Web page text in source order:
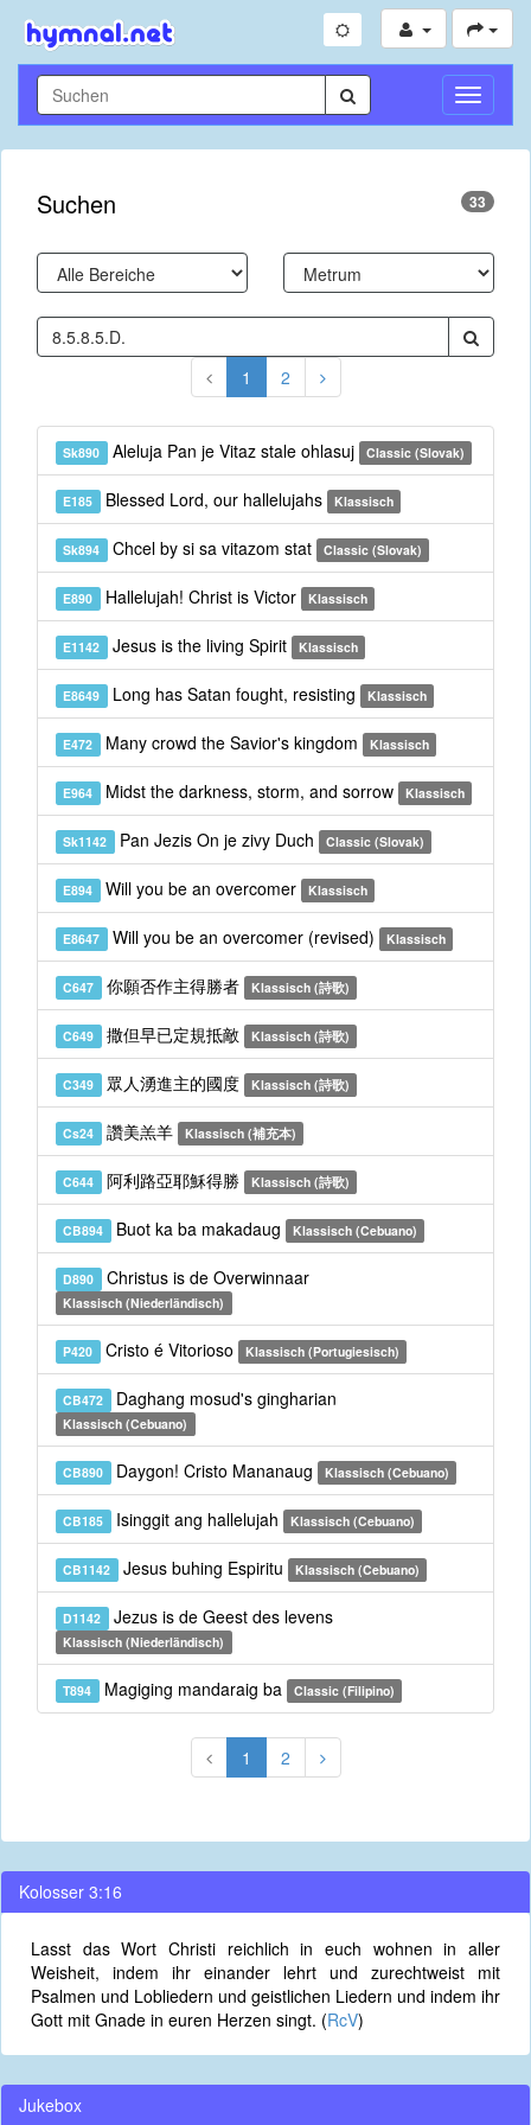
Suchen 33
1 2
Sk890 Aleluja Pan je Vitaz stale ohlasuj Classic (Slovak)
E185 Blessed Lord, our hallelujahs Klassisch
Sk894 Chcel by si sa vitazom stat Classic (Slovak)
E890 Hallelujah! Christ is Victor Klassisch
E1142 Jesus is the living Spirit Klassisch
E8649 Long has Satan fought, resisting Klassisch
E472 Many crowd the Savior's kingdom Klassisch
E964 Midst the darkness, storm, and sorrow Klassisch
Sk1142 Pan Jezis On je zivy Duch Classic (Slovak)
E894 Will you be an overcomer Klassisch
E8647 Will you be an overcomer (revised) Klassisch
C647 你願否作主得勝者 Klassisch (詩歌)
C649 撒但早已定規抵敵 Klassisch (詩歌)
C349 眾人湧進主的國度 Klassisch (詩歌)
Cs24 讚美羔羊 Klassisch (補充本)
C644 阿利路亞耶穌得勝 Klassisch (詩歌)
CB894 Buot ka ba makadaug Klassisch (Cebuano)
D890 Christus is de Overwinnaar
Klassisch (Niederländisch)
P420 Cristo é Vitorioso Klassisch (Portugiesisch)
CB472 Daghang mosud's gingharian
Klassisch (Cebuano)
CB890 Daygon! Cristo Mananaug Klassisch (Cebuano)
CB185 Isinggit ang hallelujah Klassisch (Cebuano)
CB1142 Jesus buhing Espiritu Klassisch (Cebuano)
D1142 Jezus is de Geest des levens
Klassisch (Niederländisch)
T894 Magiging mandaraig ba Classic (Filipino)
1 2
Kolosser 3:16
Lasst das Wort Christi reichlich in euch wohnen in aller
Weisheit, indem ihr einander lehrt und zurechtweist mit
Psalmen und Lobliedern und geistlichen Liedern und indem ihr
Gott mit Gnade in euren Herzen singt. (RcV)
Jukebox